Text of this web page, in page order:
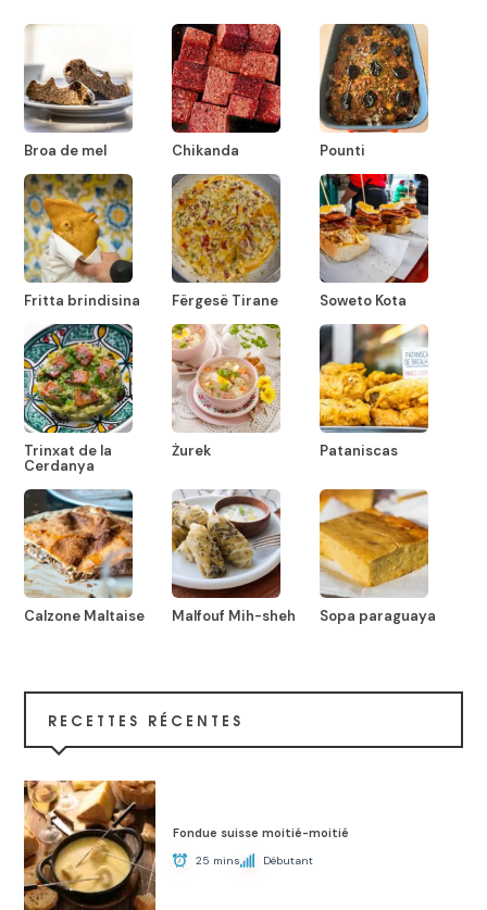
Broa de mel Chikanda Pounti
Fritta brindisina Fërgesë Tirane Soweto Kota
Trinxat de la
Cerdanya
Żurek Pataniscas
Calzone Maltaise Malfouf Mih-sheh Sopa paraguaya
RECETTES RÉCENTES
Fondue suisse moitié-moitié
25 mins Débutant